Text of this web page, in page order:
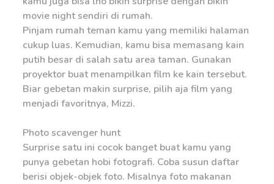
movie night sendiri di rumah.
Pinjam rumah teman kamu yang memiliki halaman
cukup luas. Kemudian, kamu bisa memasang kain
putih besar di salah satu area taman. Gunakan
proyektor buat menampilkan film ke kain tersebut.
Biar gebetan makin surprise, pilih aja film yang
menjadi favoritnya, Mizzi.
Photo scavenger hunt
Surprise satu ini cocok banget buat kamu yang
punya gebetan hobi fotografi. Coba susun daftar
berisi objek-objek foto. Misalnya foto makanan